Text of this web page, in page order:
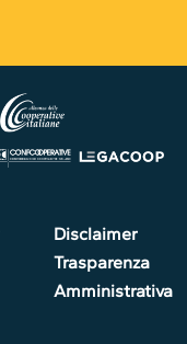
Disclaimer
Trasparenza
Amministrativa